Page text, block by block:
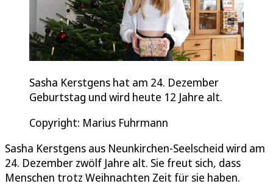
Sasha Kerstgens hat am 24. Dezember
Geburtstag und wird heute 12 Jahre alt.
Copyright: Marius Fuhrmann
Sasha Kerstgens aus Neunkirchen-Seelscheid wird am
24. Dezember zwölf Jahre alt. Sie freut sich, dass
Menschen trotz Weihnachten Zeit für sie haben.